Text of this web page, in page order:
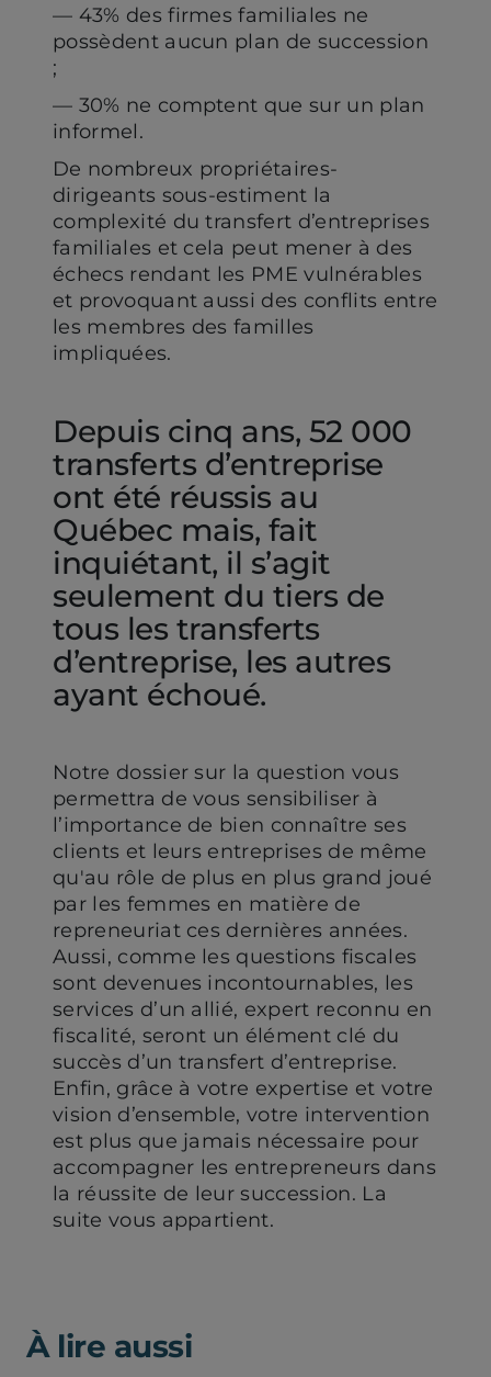
— 43% des firmes familiales ne
possèdent aucun plan de succession
;
— 30% ne comptent que sur un plan
informel.
De nombreux propriétaires-
dirigeants sous-estiment la
complexité du transfert d’entreprises
familiales et cela peut mener à des
échecs rendant les PME vulnérables
et provoquant aussi des conflits entre
les membres des familles
impliquées.
Depuis cinq ans, 52 000
transferts d’entreprise
ont été réussis au
Québec mais, fait
inquiétant, il s’agit
seulement du tiers de
tous les transferts
d’entreprise, les autres
ayant échoué.
Notre dossier sur la question vous
permettra de vous sensibiliser à
l’importance de bien connaître ses
clients et leurs entreprises de même
qu'au rôle de plus en plus grand joué
par les femmes en matière de
repreneuriat ces dernières années.
Aussi, comme les questions fiscales
sont devenues incontournables, les
services d’un allié, expert reconnu en
fiscalité, seront un élément clé du
succès d’un transfert d’entreprise.
Enfin, grâce à votre expertise et votre
vision d’ensemble, votre intervention
est plus que jamais nécessaire pour
accompagner les entrepreneurs dans
la réussite de leur succession. La
suite vous appartient.
À lire aussi